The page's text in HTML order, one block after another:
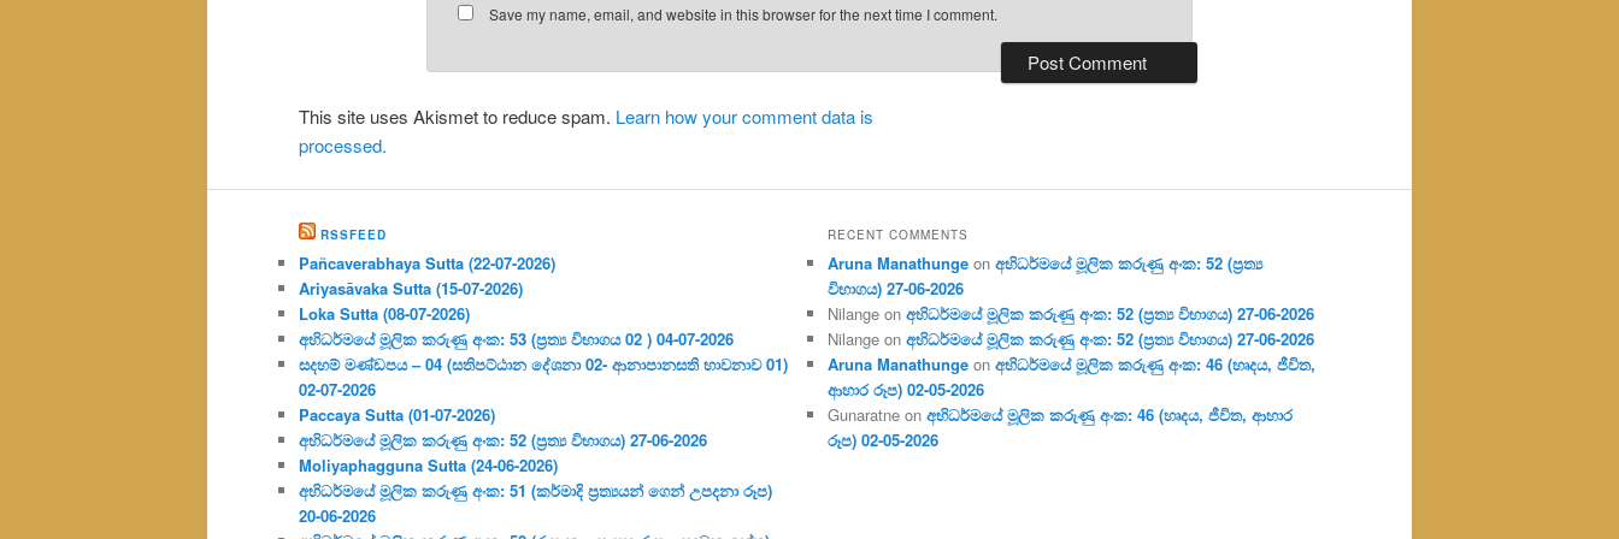
Save my name, email, and website in this browser for the next time I comment.
This site uses Akismet to reduce spam. Learn how your comment data is
processed.
RSSFEED
Pañcaverabhaya Sutta (22-07-2026)
Ariyasāvaka Sutta (15-07-2026)
Loka Sutta (08-07-2026)
අභිධර්මයේ මූලික කරුණු අංක: 53 (ප්‍ර‍ත්‍ය විභාගය 02 ) 04-07-2026
සදහම් මණ්ඩපය – 04 (සතිපට්ඨාන දේශනා 02- ආනාපානසති භාවනාව 01)
02-07-2026
Paccaya Sutta (01-07-2026)
අභිධර්මයේ මූලික කරුණු අංක: 52 (ප්‍ර‍ත්‍ය විභාගය) 27-06-2026
Moliyaphagguna Sutta (24-06-2026)
අභිධර්මයේ මූලික කරුණු අංක: 51 (කර්මාදි ප්‍ර‍ත්‍යයන් ගෙන් උපදනා රූප)
20-06-2026
RECENT COMMENTS
Aruna Manathunge onඅභිධර්මයේ මූලික කරුණු අංක: 52 (ප්‍ර‍ත්‍ය
විභාගය) 27-06-2026
Nilange onඅභිධර්මයේ මූලික කරුණු අංක: 52 (ප්‍ර‍ත්‍ය විභාගය) 27-06-2026
Nilange onඅභිධර්මයේ මූලික කරුණු අංක: 52 (ප්‍ර‍ත්‍ය විභාගය) 27-06-2026
Aruna Manathunge onඅභිධර්මයේ මූලික කරුණු අංක: 46 (හෘදය, ජීවිත,
ආහාර රූප) 02-05-2026
Gunaratne onඅභිධර්මයේ මූලික කරුණු අංක: 46 (හෘදය, ජීවිත, ආහාර
රූප) 02-05-2026